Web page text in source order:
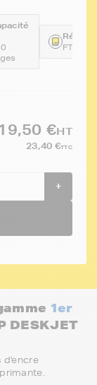
€HT
23,40 €TTC
+
1er
DESKJET
d'encre